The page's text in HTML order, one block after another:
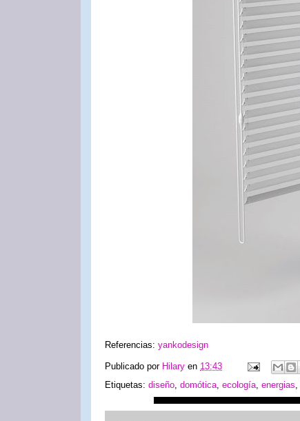
Referencias: yankodesign
Publicado por Hilary en 13:43
Etiquetas: diseño, domótica, ecología, energias,